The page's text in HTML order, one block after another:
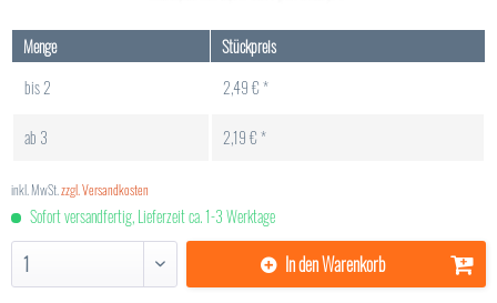
Menge
Stückpreis
bis2 2,49 € *
ab 3 2,19 € *
inkl. MwSt. zzgl. Versandkosten
Sofort versandfertig, Lieferzeit ca. 1-3 Werktage
In denWarenkorb